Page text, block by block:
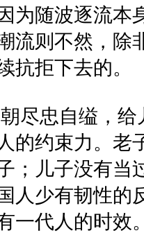
为随波逐流
流则不然，除
抗拒下去的。
尽忠自缢，给
的约束力。老
；儿子没有当
人少有韧性的
一代人的时效